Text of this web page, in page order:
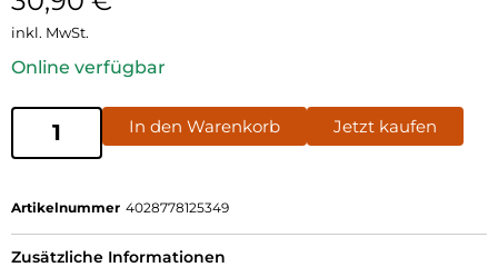
inkl. MwSt.
Online verfügbar
In den Warenkorb Jetzt kaufen
Artikelnummer 4028778125349
Zusätzliche Informationen